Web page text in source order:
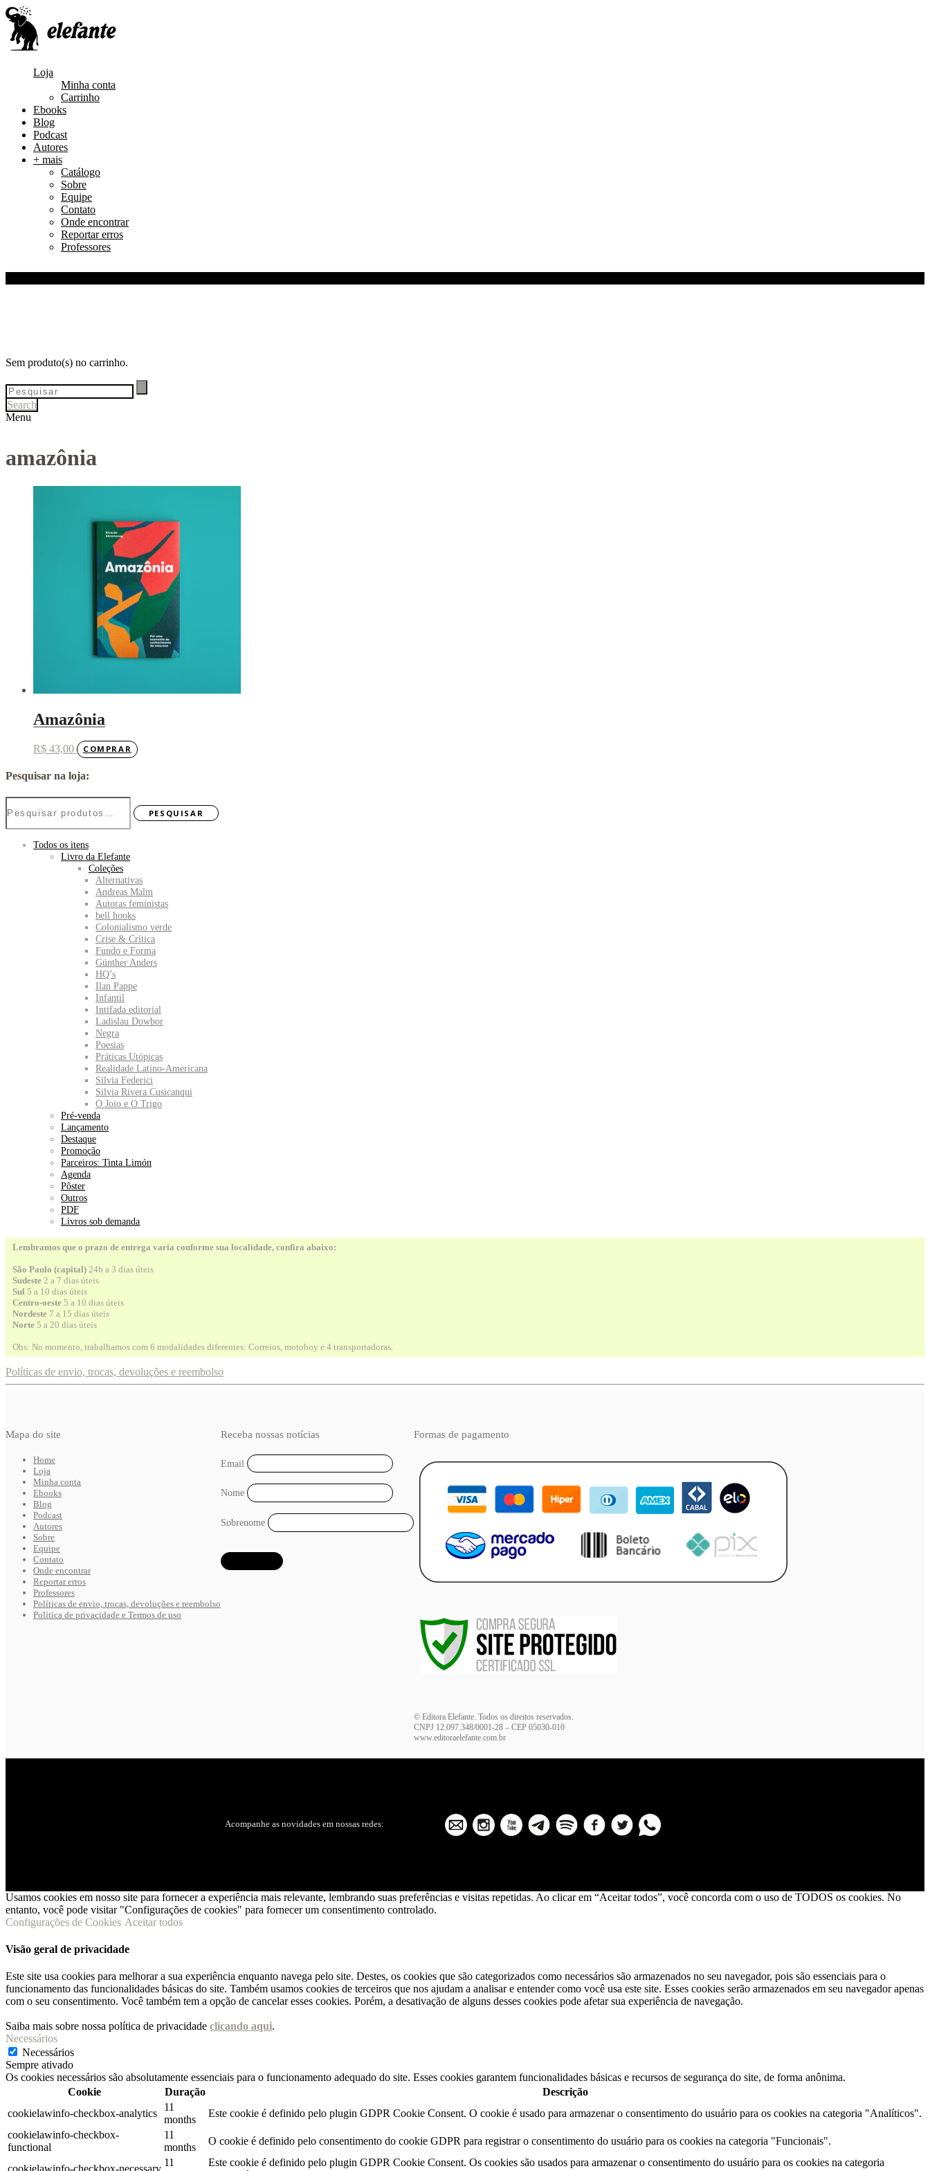
Loja
Minha conta
Carrinho
Ebooks
Blog
Podcast
Autores
+ mais
Catálogo
Sobre
Equipe
Contato
Onde encontrar
Reportar erros
Professores
Sem produto(s) no carrinho.
Search
Menu
amazônia
Amazônia
R$ 43,00 COMPRAR
Pesquisar na loja:
Pesquisar
por:
PESQUISAR
Todos os itens
Livro da Elefante
Coleções
Alternativas
Andreas Malm
Autoras feministas
bell hooks
Colonialismo verde
Crise & Crítica
Fundo e Forma
Günther Anders
HQ’s
Ilan Pappe
Infantil
Intifada editorial
Ladislau Dowbor
Negra
Poesias
Práticas Utópicas
Realidade Latino-Americana
Silvia Federici
Silvia Rivera Cusicanqui
O Joio e O Trigo
Pré-venda
Lançamento
Destaque
Promoção
Parceiros: Tinta Limón
Agenda
Pôster
Outros
PDF
Livros sob demanda
Lembramos que o prazo de entrega varia conforme sua localidade, confira abaixo:
São Paulo (capital) 24h a 3 dias úteis
Sudeste 2 a 7 dias úteis
Sul 5 a 10 dias úteis
Centro-oeste 5 a 10 dias úteis
Nordeste 7 a 15 dias úteis
Norte 5 a 20 dias úteis
Obs: No momento, trabalhamos com 6 modalidades diferentes: Correios, motoboy e 4 transportadoras.
Políticas de envio, trocas, devoluções e reembolso
Mapa do site
Home
Loja
Minha conta
Ebooks
Blog
Podcast
Autores
Sobre
Equipe
Contato
Onde encontrar
Reportar erros
Professores
Políticas de envio, trocas, devoluções e reembolso
Política de privacidade e Termos de uso
Receba nossas notícias
Email
Nome
Sobrenome
Formas de pagamento
© Editora Elefante. Todos os direitos reservados.
CNPJ 12.097.348/0001-28 – CEP 05030-010
www.editoraelefante.com.br
Acompanhe as novidades em nossas redes:
Usamos cookies em nosso site para fornecer a experiência mais relevante, lembrando suas preferências e visitas repetidas. Ao clicar em “Aceitar todos”, você concorda com o uso de TODOS os cookies. No
entanto, você pode visitar "Configurações de cookies" para fornecer um consentimento controlado.
Configurações de Cookies Aceitar todos
Visão geral de privacidade
Este site usa cookies para melhorar a sua experiência enquanto navega pelo site. Destes, os cookies que são categorizados como necessários são armazenados no seu navegador, pois são essenciais para o
funcionamento das funcionalidades básicas do site. Também usamos cookies de terceiros que nos ajudam a analisar e entender como você usa este site. Esses cookies serão armazenados em seu navegador apenas
com o seu consentimento. Você também tem a opção de cancelar esses cookies. Porém, a desativação de alguns desses cookies pode afetar sua experiência de navegação.
Saiba mais sobre nossa política de privacidade clicando aqui.
Necessários
Necessários
Sempre ativado
Os cookies necessários são absolutamente essenciais para o funcionamento adequado do site. Esses cookies garantem funcionalidades básicas e recursos de segurança do site, de forma anônima.
Cookie
Duração
Descrição
cookielawinfo-checkbox-analytics
11
months
Este cookie é definido pelo plugin GDPR Cookie Consent. O cookie é usado para armazenar o consentimento do usuário para os cookies na categoria "Analíticos".
cookielawinfo-checkbox-
functional
11
months
O cookie é definido pelo consentimento do cookie GDPR para registrar o consentimento do usuário para os cookies na categoria "Funcionais".
11
Este cookie é definido pelo plugin GDPR Cookie Consent. Os cookies são usados ​​para armazenar o consentimento do usuário para os cookies na categoria